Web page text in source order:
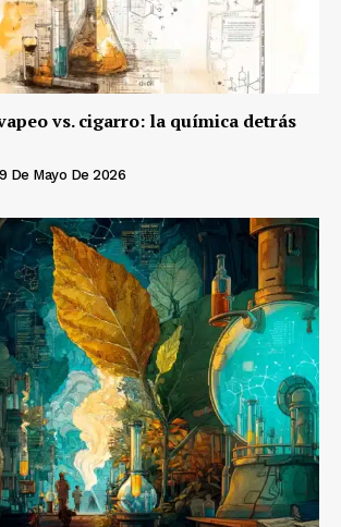
vs. cigarro: la química detrás
De Mayo De 2026